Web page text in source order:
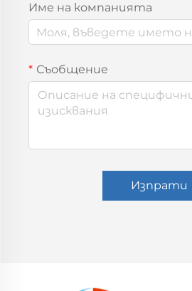
Име на компанията
Съобщение
Изпрати